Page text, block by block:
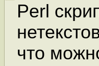
Perl
что